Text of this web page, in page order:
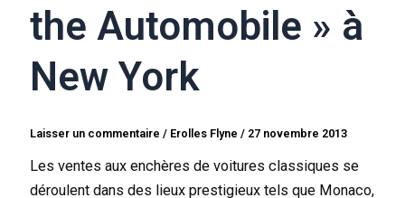
the Automobile » à
New York
Laisser un commentaire / Erolles Flyne/ 27 novembre 2013
Les ventes aux enchères de voitures classiques se
déroulent dans des lieux prestigieux tels que Monaco,